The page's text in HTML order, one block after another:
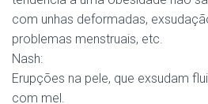
com unhas deformadas,
problemas menstruais, etc.
Nash:
Erupções na pele, que exsudam
com mel.